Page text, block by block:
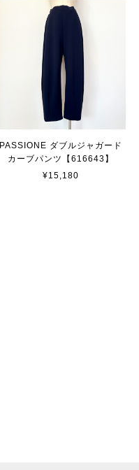
PASSIONE ダブルジャガード
カーブパンツ【616643】
¥15,180